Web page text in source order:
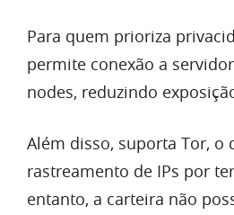
Para quem prioriza
permite conexão a
nodes, reduzindo
Além disso, suporta Tor, o
rastreamento de IPs por
entanto, a carteira não